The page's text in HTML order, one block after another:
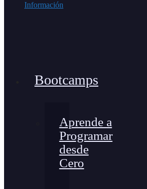
Información
Bootcamps
Aprende a
Programar
desde
Cero